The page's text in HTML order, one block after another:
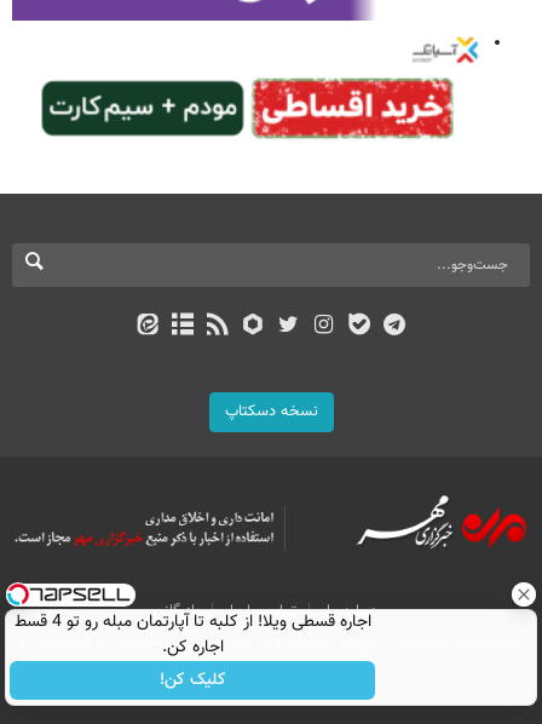
نسخه دسکتاپ
درباره ما تماس با ما
بازرگانی
All Content by Mehr News Agency is licensed under a Creative Commons
Attribution 4.0 International License.
اجاره‌ قسطی ویلا! از کلبه تا آپارتمان مبله رو تو 4 قسط
اجاره کن.
کلیک کن!